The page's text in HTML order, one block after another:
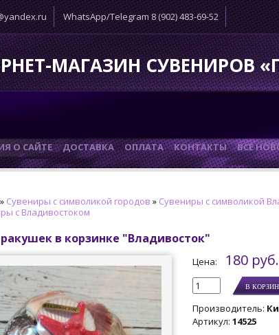
WhatsApp/Telegram 8 (902) 483-69-52
МАГАЗИН СУВЕНИРОВ
О САЙТЕ ДОСТАВКА ОПЛАТА КОНТАКТЫ ВСЕ
» Сувениры с символикой городов » Сувениры с символикой
с Владивостоком
в корзинке "Владивосток"
Цена: 180 руб.
Производитель:
Артикул: 14525